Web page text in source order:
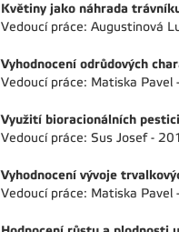
Květiny jako náhrada
Vedoucí práce: Augustinová
Vyhodnocení odrůdových
Vedoucí práce: Matiska
Využití bioracionálních
Vedoucí práce: Sus Josef -
Vyhodnocení vývoje
Vedoucí práce: Matiska